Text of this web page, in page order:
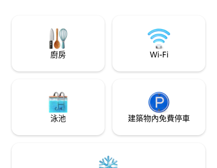
廚房 Wi-Fi
泳池 建築物內免費停車